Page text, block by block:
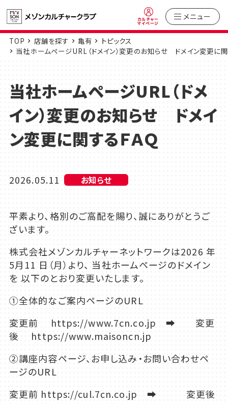
カルチャー
マイページ
メニュー
TOP 店舗を探す 亀有
トピックス
当社ホームページURL（ドメイン）変更のお知らせ ドメイン変更に関
当社ホームページURL（ドメ
イン）変更のお知らせ ドメイ
ン変更に関するＦＡＱ
2026.05.11 お知らせ
平素より、格別のご高配を賜り、誠にありがとうご
ざいます。
株式会社メゾンカルチャーネットワークは2026 年
5月11 日（月）より、 当社ホームページのドメイン
を 以下のとおり変更いたします。
①全体的なご案内ページのURL
変更前 https://www.7cn.co.jp ➡ 変更
後 https://www.maisoncn.jp
②講座内容ページ、お申し込み・お問い合わせペ
ージのURL
変更前 https://cul.7cn.co.jp ➡ 変更後